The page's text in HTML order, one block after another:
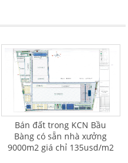
Bán đất trong KCN Bầu
Bàng có sẵn nhà xưởng
9000m2 giá chỉ 135usd/m2